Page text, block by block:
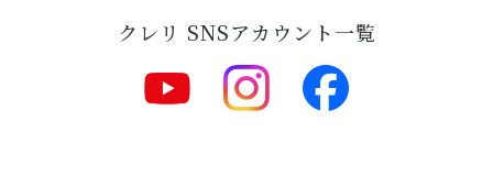
クレリ SNSアカウント一覧